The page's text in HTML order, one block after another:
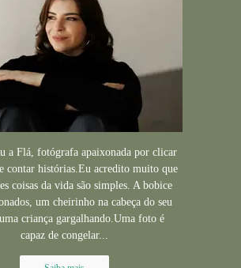
a Flá, fotógrafa apaixonada por clicar
contar histórias.Eu acredito muito que
coisas da vida são simples. A bobice
um cheirinho na cabeça do seu
criança gargalhando.Uma foto é
capaz de congelar...